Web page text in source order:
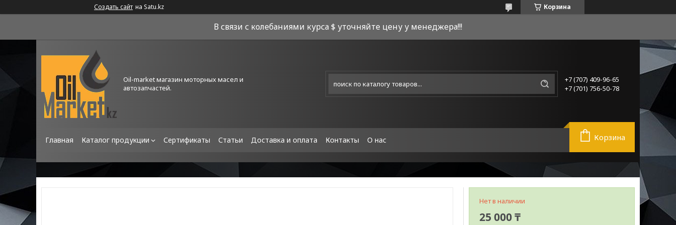
Создать сайт на Satu.kz Корзина
В связи с колебаниями курса $ уточняйте цену у менеджера!!!
Oil-market магазин моторных масел и
автозапчастей.
+7 (707) 409-96-65
+7 (701) 756-50-78
Главная Каталог продукции Сертификаты Статьи Доставка и оплата Контакты О нас Корзина
Нет в наличии
25 000 ₸